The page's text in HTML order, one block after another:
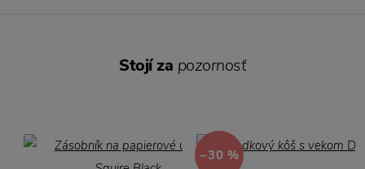
Stojí za pozornosť
−30 %